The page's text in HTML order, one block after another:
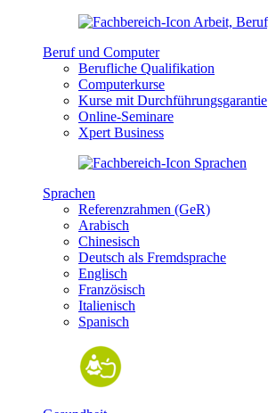
Beruf und Computer
Berufliche Qualifikation
Computerkurse
Kurse mit Durchführungsgarantie
Online-Seminare
Xpert Business
Sprachen
Referenzrahmen (GeR)
Arabisch
Chinesisch
Deutsch als Fremdsprache
Englisch
Französisch
Italienisch
Spanisch